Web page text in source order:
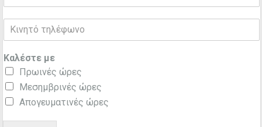
Καλέστε με
Πρωινές ώρες
Μεσημβρινές ώρες
Απογευματινές ώρες